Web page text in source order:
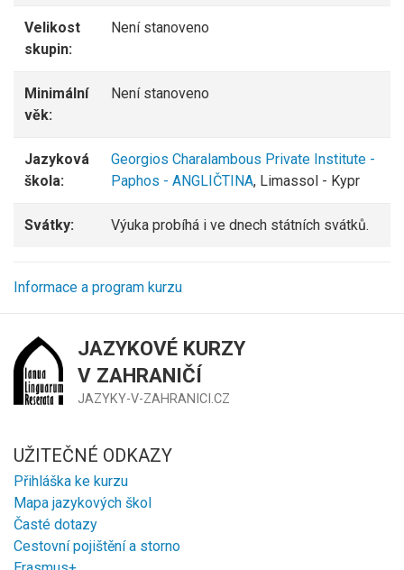
Velikost
skupin:
Není stanoveno
Minimální
věk:
Není stanoveno
Jazyková
škola:
Georgios Charalambous Private Institute -
Paphos - ANGLIČTINA, Limassol - Kypr
Svátky: Výuka probíhá i ve dnech státních svátků.
Informace a program kurzu
JAZYKOVÉ KURZY
V ZAHRANIČÍ
JAZYKY-V-ZAHRANICI.CZ
UŽITEČNÉ ODKAZY
Přihláška ke kurzu
Mapa jazykových škol
Časté dotazy
Cestovní pojištění a storno